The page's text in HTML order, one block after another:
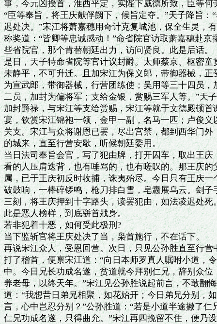
事，今元凶授首，淮西平定，实陛下威德所致，臣等何
“臣等奉旨，将王庆献俘阙下，候旨定夺。”天子降旨：
迟处决。”宋江将萧嘉穗用奇计克复城池，保全生灵，
称奖道：“皆卿等忠诚感动！”命省院官访取萧嘉穗赴京
些省院官，那个肯替朝廷出力，访问贤良。此是后话。
是日，天子特命省院等官计议封爵。太师蔡京、枢密童
未静平，不可升迁。且加宋江为保义郎，带御器械，
为宣武郎，带御器械，行营团练使；吴用等三十四员
二员，加封为偏将军；支给金银，赏赐三军人等。”天
加封爵禄，与宋江等支给赏赐，宋江等就于文德殿顿
宴，钦赏宋江锦袍一领，金甲一副，名马一匹；卢俊
关支。宋江与众将谢恩已罢，尽出宫禁，都到西华门
的城来，直至行营安歇，听候朝廷委用。
当日法司奉旨会官，写了犯由牌，打开囚车，取出王庆
看的人压肩迭背，也有唾骂的，也有嗟叹的。那王庆
属，已于王庆初反时收捕，诛夷殆尽。今日只有王庆
破鼓响，一棒碎锣鸣，枪刀排白雪，皂纛展乌云。刽
三刻，将王庆押到十字路头，读罢犯由，如法凌迟处死
此是恶人榜样，到底骈首戕身。
若非犯着十恶，如何受此极刑?
当下监斩官将王庆处决了当，枭首施行，不在话下。
再说宋江众人，受恩回营。次日，只见公孙胜直至行
打了稽首，便禀宋江道：“向日本师罗真人嘱咐小道，
中。今日兄长功成名遂，贫道就今拜别仁兄，辞别众
养老母，以终天年。”宋江见公孙胜说起前言，不敢翻
道：“我想昔日弟兄相聚，如花始开；今日弟兄分别，
言，心中岂忍分别？”公孙胜道：“若是小道半途撇了仁
仁兄功成名遂，只得曲允。”宋江再四挽留不住，便乃